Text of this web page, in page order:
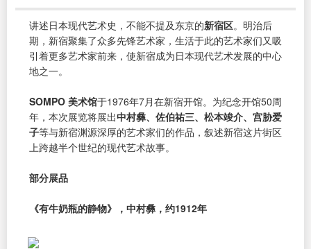
讲述日本现代艺术史，不能不提及东京的新宿区。明治后
期，新宿聚集了众多先锋艺术家，生活于此的艺术家们又吸
引着更多艺术家前来，使新宿成为日本现代艺术发展的中心
地之一。
SOMPO 美术馆于1976年7月在新宿开馆。为纪念开馆50周
年，本次展览将展出中村彝、佐伯祐三、松本竣介、宫胁爱
子等与新宿渊源深厚的艺术家们的作品，叙述新宿这片街区
上跨越半个世纪的现代艺术故事。
部分展品
《有牛奶瓶的静物》，中村彝，约1912年